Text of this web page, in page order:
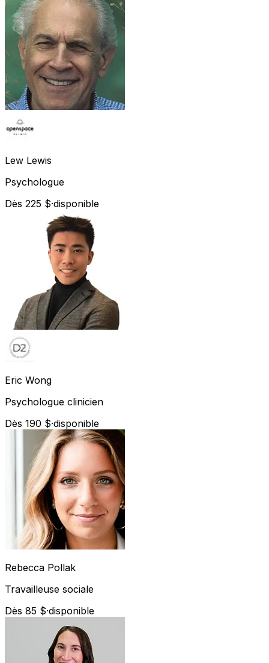
Lew Lewis
Psychologue
Dès 225 $·disponible
Eric Wong
Psychologue clinicien
Dès 190 $·disponible
Rebecca Pollak
Travailleuse sociale
Dès 85 $·disponible